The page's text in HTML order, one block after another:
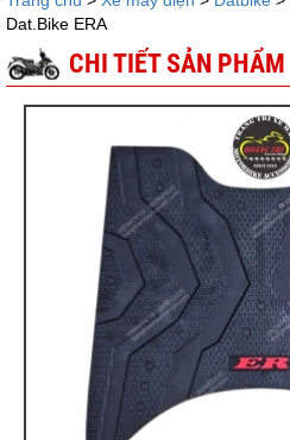
Dat.Bike ERA
CHI TIẾT SẢN PHẨM